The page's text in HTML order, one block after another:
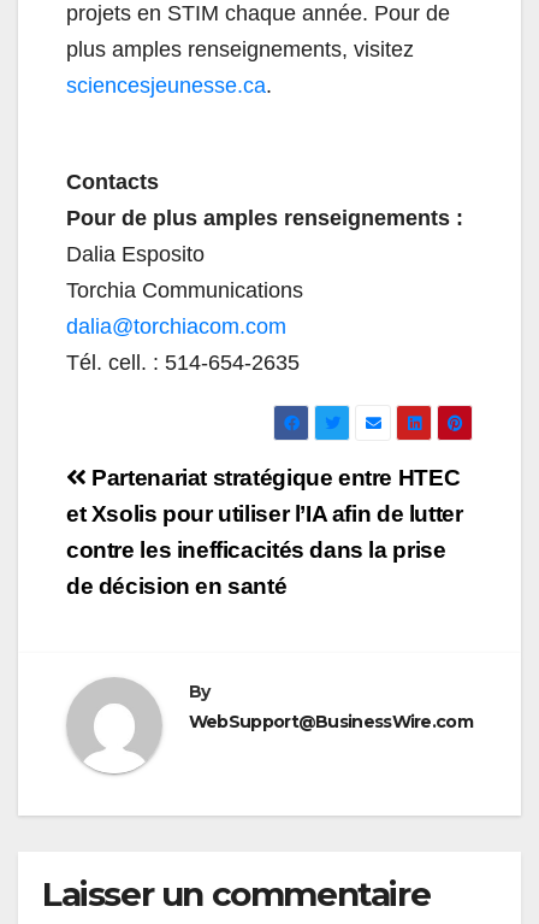
projets en STIM chaque année. Pour de
plus amples renseignements, visitez
sciencesjeunesse.ca.
Contacts
Pour de plus amples renseignements :
Dalia Esposito
Torchia Communications
dalia@torchiacom.com
Tél. cell. : 514-654-2635
Navigation
de
l’article
Partenariat stratégique entre HTEC
et Xsolis pour utiliser l’IA afin de lutter
contre les inefficacités dans la prise
de décision en santé
By
WebSupport@BusinessWire.com
Laisser un commentaire